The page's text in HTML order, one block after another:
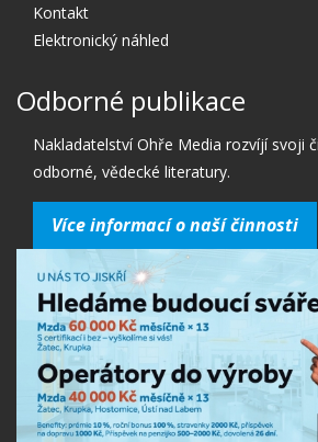
Kontakt
Elektronický náhled
Odborné publikace
Nakladatelství Ohře Media rozvíjí svoji
odborné, vědecké literatury.
Více informací o naší činnosti